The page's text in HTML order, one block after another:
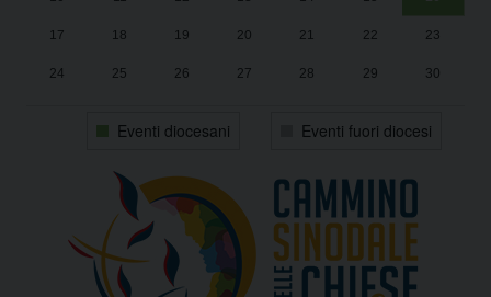
17 18 19 20 21 22 23
24 25 26 27 28 29 30
Eventi diocesani Eventi fuori diocesi